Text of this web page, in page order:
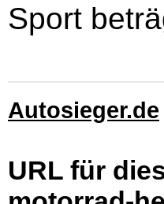
Sport
Autosieger.de
URL für